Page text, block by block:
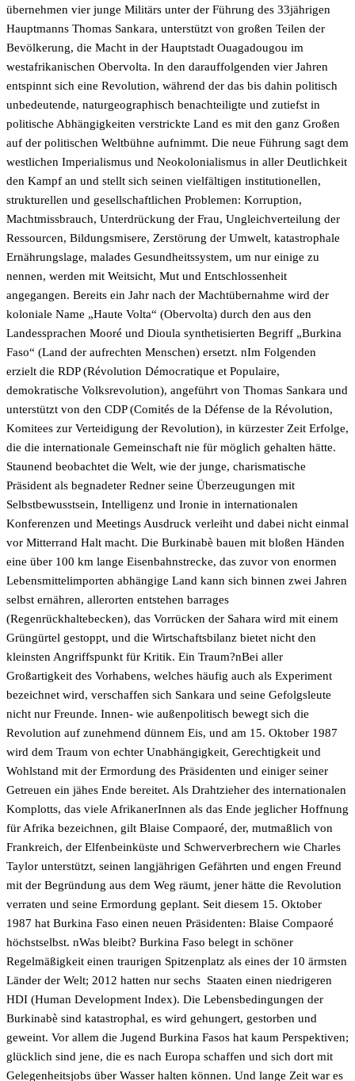
übernehmen vier junge Militärs unter der Führung des 33jährigen
Hauptmanns Thomas Sankara, unterstützt von großen Teilen der
Bevölkerung, die Macht in der Hauptstadt Ouagadougou im
westafrikanischen Obervolta. In den darauffolgenden vier Jahren
entspinnt sich eine Revolution, während der das bis dahin politisch
unbedeutende, naturgeographisch benachteiligte und zutiefst in
politische Abhängigkeiten verstrickte Land es mit den ganz Großen
auf der politischen Weltbühne aufnimmt. Die neue Führung sagt dem
westlichen Imperialismus und Neokolonialismus in aller Deutlichkeit
den Kampf an und stellt sich seinen vielfältigen institutionellen,
strukturellen und gesellschaftlichen Problemen: Korruption,
Machtmissbrauch, Unterdrückung der Frau, Ungleichverteilung der
Ressourcen, Bildungsmisere, Zerstörung der Umwelt, katastrophale
Ernährungslage, malades Gesundheitssystem, um nur einige zu
nennen, werden mit Weitsicht, Mut und Entschlossenheit
angegangen. Bereits ein Jahr nach der Machtübernahme wird der
koloniale Name „Haute Volta“ (Obervolta) durch den aus den
Landessprachen Mooré und Dioula synthetisierten Begriff „Burkina
Faso“ (Land der aufrechten Menschen) ersetzt. nIm Folgenden
erzielt die RDP (Révolution Démocratique et Populaire,
demokratische Volksrevolution), angeführt von Thomas Sankara und
unterstützt von den CDP (Comités de la Défense de la Révolution,
Komitees zur Verteidigung der Revolution), in kürzester Zeit Erfolge,
die die internationale Gemeinschaft nie für möglich gehalten hätte.
Staunend beobachtet die Welt, wie der junge, charismatische
Präsident als begnadeter Redner seine Überzeugungen mit
Selbstbewusstsein, Intelligenz und Ironie in internationalen
Konferenzen und Meetings Ausdruck verleiht und dabei nicht einmal
vor Mitterrand Halt macht. Die Burkinabè bauen mit bloßen Händen
eine über 100 km lange Eisenbahnstrecke, das zuvor von enormen
Lebensmittelimporten abhängige Land kann sich binnen zwei Jahren
selbst ernähren, allerorten entstehen barrages
(Regenrückhaltebecken), das Vorrücken der Sahara wird mit einem
Grüngürtel gestoppt, und die Wirtschaftsbilanz bietet nicht den
kleinsten Angriffspunkt für Kritik. Ein Traum?nBei aller
Großartigkeit des Vorhabens, welches häufig auch als Experiment
bezeichnet wird, verschaffen sich Sankara und seine Gefolgsleute
nicht nur Freunde. Innen- wie außenpolitisch bewegt sich die
Revolution auf zunehmend dünnem Eis, und am 15. Oktober 1987
wird dem Traum von echter Unabhängigkeit, Gerechtigkeit und
Wohlstand mit der Ermordung des Präsidenten und einiger seiner
Getreuen ein jähes Ende bereitet. Als Drahtzieher des internationalen
Komplotts, das viele AfrikanerInnen als das Ende jeglicher Hoffnung
für Afrika bezeichnen, gilt Blaise Compaoré, der, mutmaßlich von
Frankreich, der Elfenbeinküste und Schwerverbrechern wie Charles
Taylor unterstützt, seinen langjährigen Gefährten und engen Freund
mit der Begründung aus dem Weg räumt, jener hätte die Revolution
verraten und seine Ermordung geplant. Seit diesem 15. Oktober
1987 hat Burkina Faso einen neuen Präsidenten: Blaise Compaoré
höchstselbst. nWas bleibt? Burkina Faso belegt in schöner
Regelmäßigkeit einen traurigen Spitzenplatz als eines der 10 ärmsten
Länder der Welt; 2012 hatten nur sechs Staaten einen niedrigeren
HDI (Human Development Index). Die Lebensbedingungen der
Burkinabè sind katastrophal, es wird gehungert, gestorben und
geweint. Vor allem die Jugend Burkina Fasos hat kaum Perspektiven;
glücklich sind jene, die es nach Europa schaffen und sich dort mit
Gelegenheitsjobs über Wasser halten können. Und lange Zeit war es